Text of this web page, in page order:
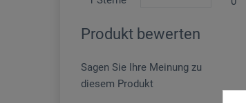
Produkt bewerten
Sagen Sie Ihre Meinung zu
diesem Produkt